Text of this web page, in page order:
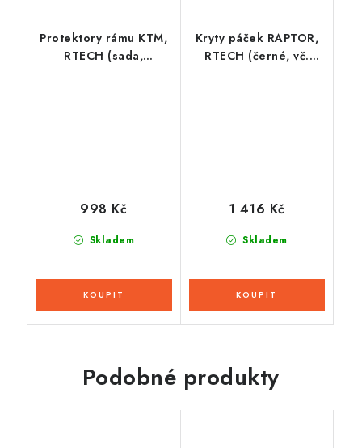
Protektory rámu KTM,
RTECH (sada,
Skladem
998 Kč
Kryty páček RAPTOR,
RTECH (černé, vč.
Skladem
1 416 Kč
Podobné produkty